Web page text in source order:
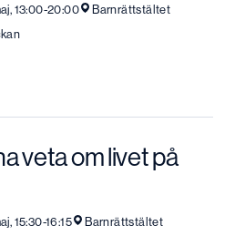
13:00-20:00
Barnrättstältet
veta om livet på
15:30-16:15
Barnrättstältet